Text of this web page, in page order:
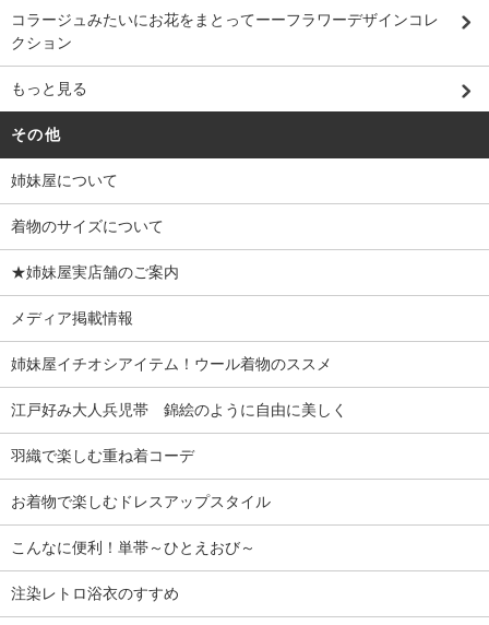
コラージュみたいにお花をまとってーーフラワーデザインコレ
クション
もっと見る
その他
姉妹屋について
着物のサイズについて
★姉妹屋実店舗のご案内
メディア掲載情報
姉妹屋イチオシアイテム！ウール着物のススメ
江戸好み大人兵児帯 錦絵のように自由に美しく
羽織で楽しむ重ね着コーデ
お着物で楽しむドレスアップスタイル
こんなに便利！単帯～ひとえおび～
注染レトロ浴衣のすすめ